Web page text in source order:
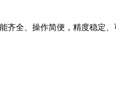
齐全、操作简便，精度稳定、